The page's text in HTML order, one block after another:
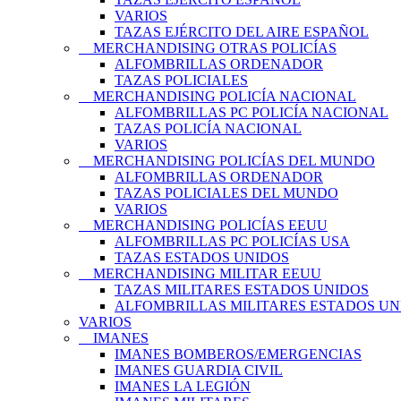
VARIOS
TAZAS EJÉRCITO DEL AIRE ESPAÑOL
MERCHANDISING OTRAS POLICÍAS
ALFOMBRILLAS ORDENADOR
TAZAS POLICIALES
MERCHANDISING POLICÍA NACIONAL
ALFOMBRILLAS PC POLICÍA NACIONAL
TAZAS POLICÍA NACIONAL
VARIOS
MERCHANDISING POLICÍAS DEL MUNDO
ALFOMBRILLAS ORDENADOR
TAZAS POLICIALES DEL MUNDO
VARIOS
MERCHANDISING POLICÍAS EEUU
ALFOMBRILLAS PC POLICÍAS USA
TAZAS ESTADOS UNIDOS
MERCHANDISING MILITAR EEUU
TAZAS MILITARES ESTADOS UNIDOS
ALFOMBRILLAS MILITARES ESTADOS
VARIOS
IMANES
IMANES BOMBEROS/EMERGENCIAS
IMANES GUARDIA CIVIL
IMANES LA LEGIÓN